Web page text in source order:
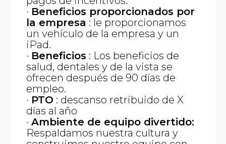
· Beneficios proporcionados por
la empresa : le proporcionamos
un vehículo de la empresa y un
iPad.
· Beneficios : Los beneficios de
salud, dentales y de la vista se
ofrecen después de 90 días de
empleo.
· PTO : descanso retribuido de X
días al año
· Ambiente de equipo divertido:
Respaldamos nuestra cultura y